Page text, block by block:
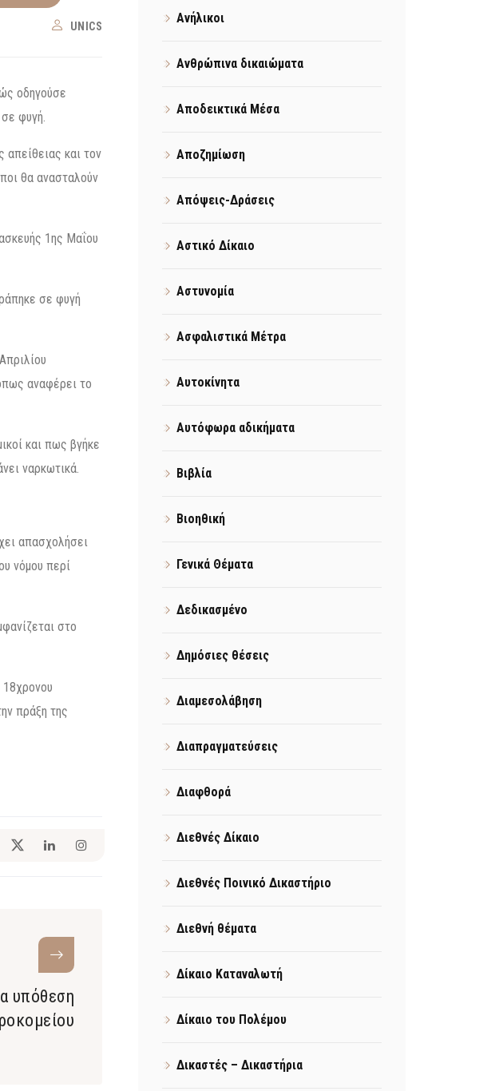
UNICS
οδηγούσε
φυγή.
και τον
θα ανασταλούν
1ης Μαΐου
σε φυγή
αναφέρει το
και πως βγήκε
ναρκωτικά.
απασχολήσει
νόμου περί
στο
πράξη της
υπόθεση
Ανήλικοι
Ανθρώπινα δικαιώματα
Αποδεικτικά Μέσα
Αποζημίωση
Απόψεις-Δράσεις
Αστικό Δίκαιο
Αστυνομία
Ασφαλιστικά Μέτρα
Αυτοκίνητα
Αυτόφωρα αδικήματα
Βιβλία
Βιοηθική
Γενικά Θέματα
Δεδικασμένο
Δημόσιες θέσεις
Διαμεσολάβηση
Διαπραγματεύσεις
Διαφθορά
Διεθνές Δίκαιο
Διεθνές Ποινικό Δικαστήριο
Διεθνή θέματα
Δίκαιο Καταναλωτή
Δίκαιο του Πολέμου
Δικαστές – Δικαστήρια